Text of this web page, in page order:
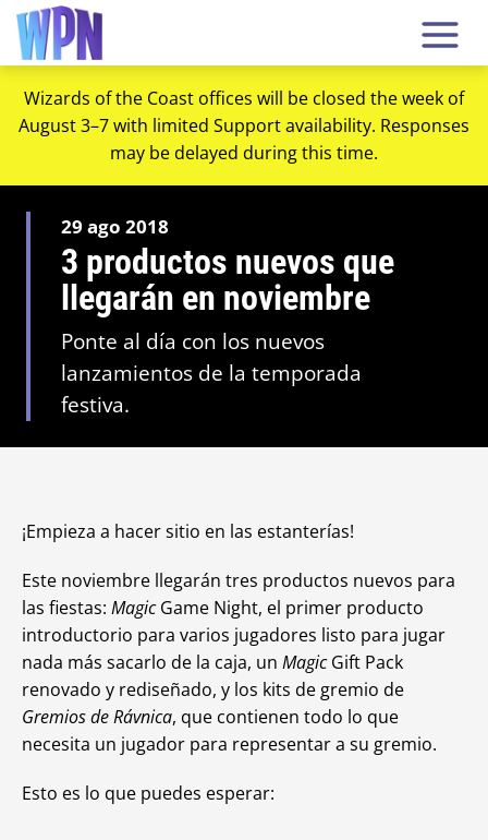
Wizards of the Coast offices will be closed the week of
August 3–7 with limited Support availability. Responses
may be delayed during this time.
29 ago 2018
3 productos nuevos que
llegarán en noviembre
Ponte al día con los nuevos
lanzamientos de la temporada
festiva.
¡Empieza a hacer sitio en las estanterías!
Este noviembre llegarán tres productos nuevos para
las fiestas: MagicGame Night, el primer producto
introductorio para varios jugadores listo para jugar
nada más sacarlo de la caja, un MagicGift Pack
renovado y rediseñado, y los kits de gremio de
Gremios de Rávnica, que contienen todo lo que
necesita un jugador para representar a su gremio.
Esto es lo que puedes esperar: